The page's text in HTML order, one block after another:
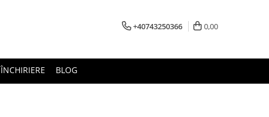
+40743250366 0,00
ÎNCHIRIERE BLOG